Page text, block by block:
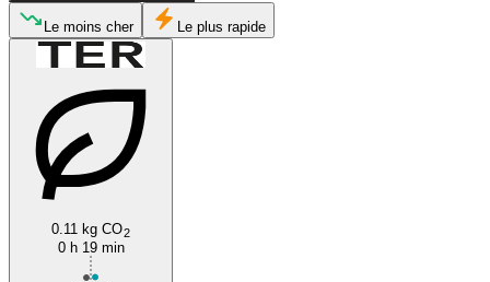
Le moins cher Le plus rapide
0.11 kg CO2
0 h 19 min